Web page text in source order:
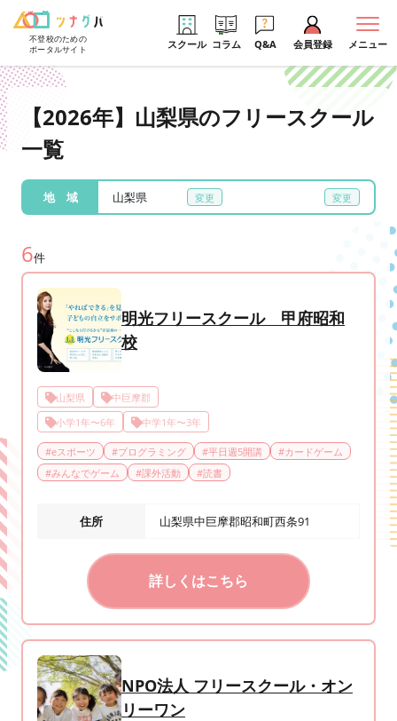
不登校のための
ポータルサイト
スクール コラム Q&A 会員登録 メニュー
【2026年】山梨県のフリースクール
一覧
地 域 山梨県
6件
明光フリースクール 甲府昭和
校
山梨県
中巨摩郡
小学1年〜6年
中学1年〜3年
#eスポーツ #プログラミング #平日週5開講 #カードゲーム
#みんなでゲーム #課外活動 #読書
住所 山梨県中巨摩郡昭和町西条91
詳しくはこちら
NPO法人 フリースクール・オン
リーワン